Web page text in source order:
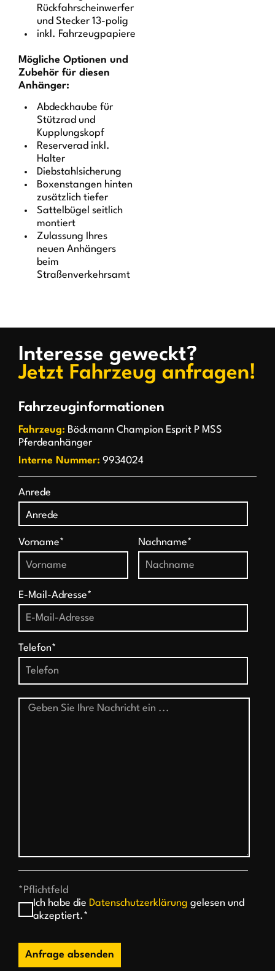
Rückfahrscheinwerfer
und Stecker 13-polig
inkl. Fahrzeugpapiere
Mögliche Optionen und
Zubehör für diesen
Anhänger:
Abdeckhaube für
Stützrad und
Kupplungskopf
Reserverad inkl.
Halter
Diebstahlsicherung
Boxenstangen hinten
zusätzlich tiefer
Sattelbügel seitlich
montiert
Zulassung Ihres
neuen Anhängers
beim
Straßenverkehrsamt
Interesse geweckt?
Jetzt Fahrzeug anfragen!
Fahrzeuginformationen
Fahrzeug: Böckmann Champion Esprit P MSS
Pferdeanhänger
Interne Nummer: 9934024
Anrede
Vorname* Nachname*
E-Mail-Adresse*
Telefon*
*Pflichtfeld
Ich habe die Datenschutzerklärung gelesen und
akzeptiert.*
Anfrage absenden